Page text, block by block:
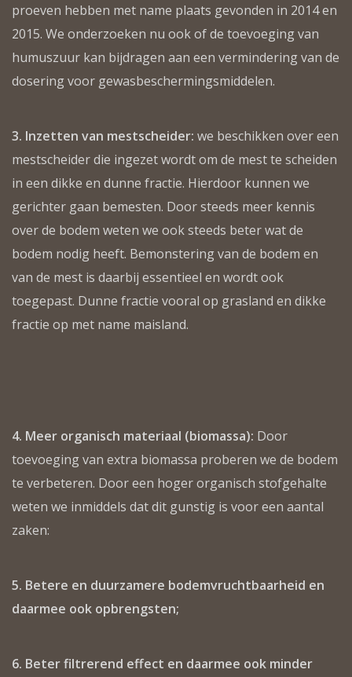
proeven hebben met name plaats gevonden in 2014 en
2015. We onderzoeken nu ook of de toevoeging van
humuszuur kan bijdragen aan een vermindering van de
dosering voor gewasbeschermingsmiddelen.
3. Inzetten van mestscheider: we beschikken over een
mestscheider die ingezet wordt om de mest te scheiden
in een dikke en dunne fractie. Hierdoor kunnen we
gerichter gaan bemesten. Door steeds meer kennis
over de bodem weten we ook steeds beter wat de
bodem nodig heeft. Bemonstering van de bodem en
van de mest is daarbij essentieel en wordt ook
toegepast. Dunne fractie vooral op grasland en dikke
fractie op met name maisland.
4. Meer organisch materiaal (biomassa): Door
toevoeging van extra biomassa proberen we de bodem
te verbeteren. Door een hoger organisch stofgehalte
weten we inmiddels dat dit gunstig is voor een aantal
zaken:
5. Betere en duurzamere bodemvruchtbaarheid en
daarmee ook opbrengsten;
6. Beter filtrerend effect en daarmee ook minder